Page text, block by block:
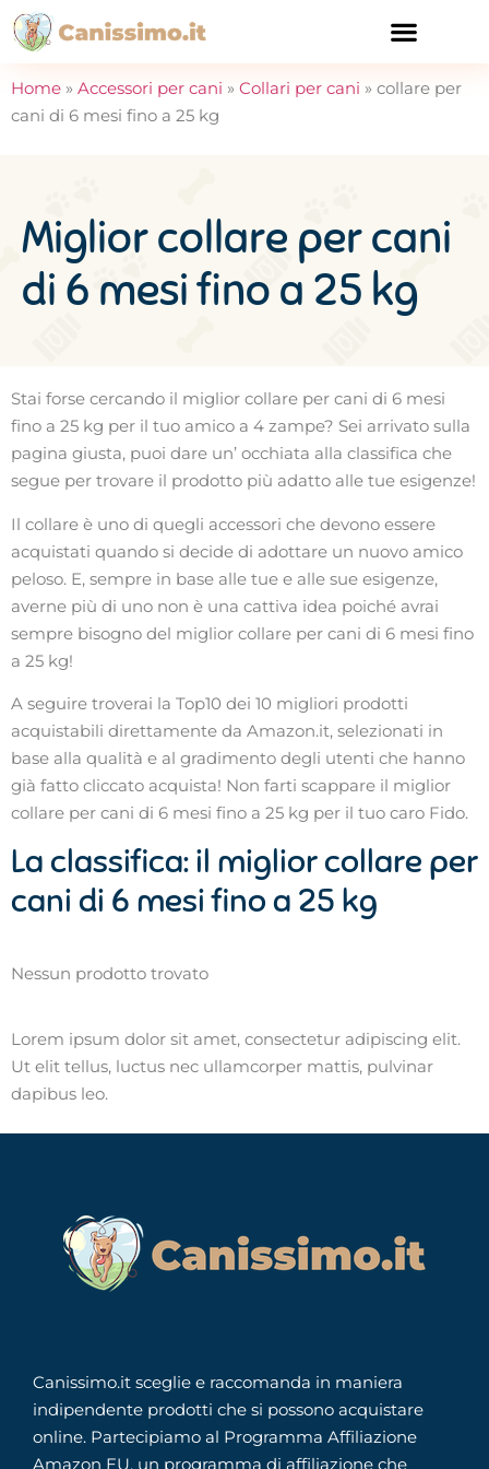
Home » Accessori per cani » Collari per cani » collare per
cani di 6 mesi fino a 25 kg
Miglior collare per cani
di 6 mesi fino a 25 kg
Stai forse cercando il miglior collare per cani di 6 mesi
fino a 25 kg per il tuo amico a 4 zampe? Sei arrivato sulla
pagina giusta, puoi dare un’ occhiata alla classifica che
segue per trovare il prodotto più adatto alle tue esigenze!
Il collare è uno di quegli accessori che devono essere
acquistati quando si decide di adottare un nuovo amico
peloso. E, sempre in base alle tue e alle sue esigenze,
averne più di uno non è una cattiva idea poiché avrai
sempre bisogno del miglior collare per cani di 6 mesi fino
a 25 kg!
A seguire troverai la Top10 dei 10 migliori prodotti
acquistabili direttamente da Amazon.it, selezionati in
base alla qualità e al gradimento degli utenti che hanno
già fatto cliccato acquista! Non farti scappare il miglior
collare per cani di 6 mesi fino a 25 kg per il tuo caro Fido.
La classifica: il miglior collare per
cani di 6 mesi fino a 25 kg
Nessun prodotto trovato
Lorem ipsum dolor sit amet, consectetur adipiscing elit.
Ut elit tellus, luctus nec ullamcorper mattis, pulvinar
dapibus leo.
Canissimo.it sceglie e raccomanda in maniera
indipendente prodotti che si possono acquistare
online. Partecipiamo al Programma Affiliazione
Amazon EU, un programma di affiliazione che